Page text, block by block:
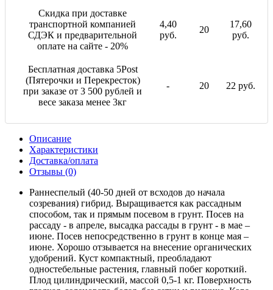
Скидка при доставке
транспортной компанией
СДЭК и предварительной
оплате на сайте - 20%
4,40
руб.
20
17,60
руб.
Бесплатная доставка 5Post
(Пятерочки и Перекресток)
при заказе от 3 500 рублей и
весе заказа менее 3кг
- 20 22 руб.
Описание
Характеристики
Доставка/оплата
Отзывы (0)
Раннеспелый (40-50 дней от всходов до начала
созревания) гибрид. Выращивается как рассадным
способом, так и прямым посевом в грунт. Посев на
рассаду - в апреле, высадка рассады в грунт - в мае –
июне. Посев непосредственно в грунт в конце мая –
июне. Хорошо отзывается на внесение органических
удобрений. Куст компактный, преобладают
одностебельные растения, главный побег короткий.
Плод цилиндрический, массой 0,5-1 кг. Поверхность